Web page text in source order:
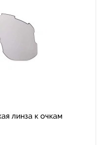
линза к очкам